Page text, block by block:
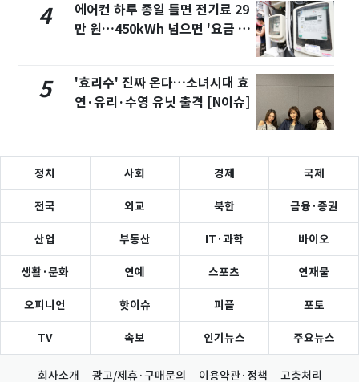
4
에어컨 하루 종일 틀면 전기료 29
만 원…450kWh 넘으면 '요금 폭
5
'효리수' 진짜 온다…소녀시대 효
연·유리·수영 유닛 출격 [N이슈]
정치 사회 경제 국제
전국 외교 북한 금융·증권
산업 부동산 IT·과학 바이오
생활·문화 연예 스포츠 연재물
오피니언 핫이슈 피플 포토
TV 속보 인기뉴스 주요뉴스
회사소개 광고/제휴·구매문의 이용약관·정책 고충처리